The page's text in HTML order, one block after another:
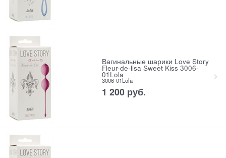
Вагинальные шарики Love Story
Fleur-de-lisa Sweet Kiss 3006-
01Lola
3006-01Lola
1 200 руб.